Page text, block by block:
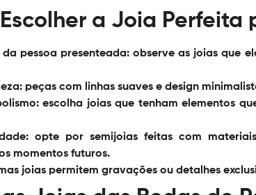
a Joia Perfeita
pessoa presenteada: observe as joias que
peças com linhas suaves e design
escolha joias que tenham elementos
opte por semijoias feitas com
momentos futuros.
joias permitem gravações ou detalhes